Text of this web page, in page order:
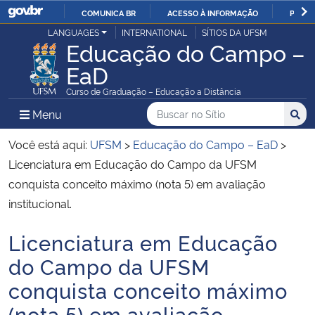
IR
PARA
CONTEÚDO
COMUNICA BR ACESSO À INFORMAÇÃO
Ministério da Justiça e Segurança Pública
Ministério da Defesa
Ministério das Relações Exteriores
Ministério da Economia
Ministério da Agricultura, Pecuária e Abastecimento
Ministério da Educação
LANGUAGES INTERNATIONAL SÍTIOS DA UFSM
Educação do Campo –
EaD
Curso de Graduação – Educação a Distância
Menu Menu Principal do Sítio
Busca
Buscar no no Sítio
Busca:
Você está aqui: UFSM > Educação do Campo – EaD >
Licenciatura em Educação do Campo da UFSM
conquista conceito máximo (nota 5) em avaliação
institucional.
Início do conteúdo
Licenciatura em Educação
do Campo da UFSM
conquista conceito máximo